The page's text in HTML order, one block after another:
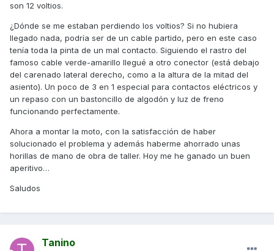
son 12 voltios.
¿Dónde se me estaban perdiendo los voltios? Si no hubiera
llegado nada, podría ser de un cable partido, pero en este caso
tenía toda la pinta de un mal contacto. Siguiendo el rastro del
famoso cable verde-amarillo llegué a otro conector (está debajo
del carenado lateral derecho, como a la altura de la mitad del
asiento). Un poco de 3 en 1 especial para contactos eléctricos y
un repaso con un bastoncillo de algodón y luz de freno
funcionando perfectamente.
Ahora a montar la moto, con la satisfacción de haber
solucionado el problema y además haberme ahorrado unas
horillas de mano de obra de taller. Hoy me he ganado un buen
aperitivo…
Saludos
Tanino